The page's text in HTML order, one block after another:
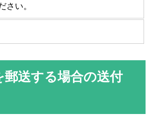
さい。
郵送する場合の送付